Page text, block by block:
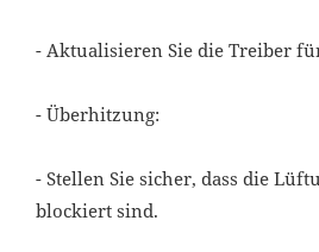
- Aktualisieren Sie die Treiber
- Überhitzung:
- Stellen Sie sicher, dass die
blockiert sind.